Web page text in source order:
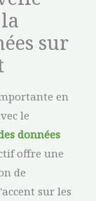
sur
en
le
données
offre une
de
sur les